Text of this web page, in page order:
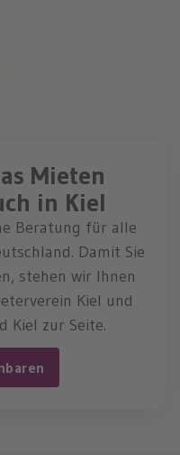
Mieten
in Kiel
Beratung für alle
Damit Sie
stehen wir Ihnen
Kiel und
Kiel zur Seite.